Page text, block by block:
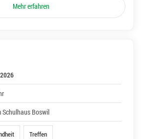
Mehr erfahren
Schulhaus Boswil
Treffen